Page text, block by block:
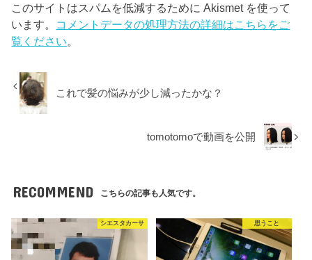
このサイトはスパムを低減するために Akismet を使って
います。 コメントデータの処理方法の詳細はこちらをご
覧ください。
これで髪の悩みが少し減ったかな？
tomotomoで動画を公開
RECOMMEND こちらの記事も人気です。
シエスタカーサ 思うこと